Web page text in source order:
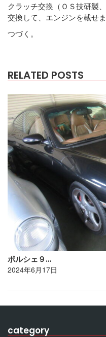
クラッチ交換（ＯＳ技研製
交換して、エンジンを載せま
つづく。
RELATED POSTS
ポルシェ９…
2024年6月17日
category